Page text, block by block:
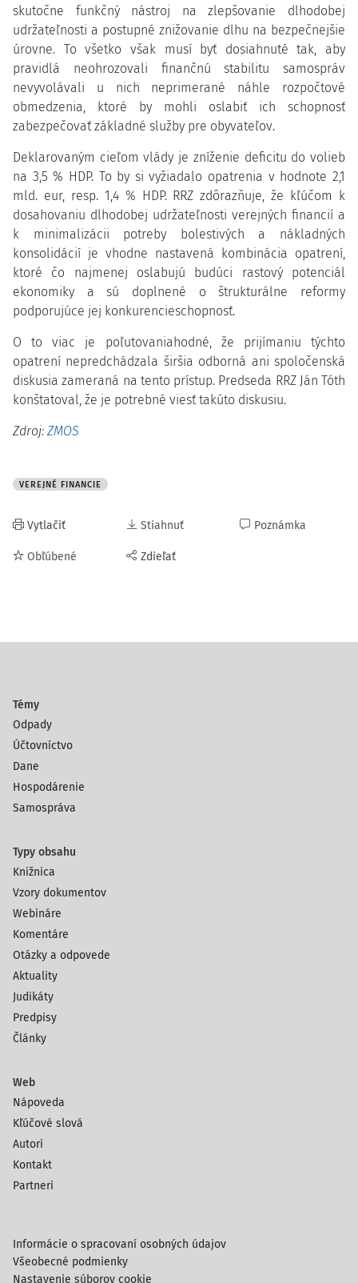
skutočne funkčný nástroj na zlepšovanie dlhodobej
udržateľnosti a postupné znižovanie dlhu na bezpečnejšie
úrovne. To všetko však musí byť dosiahnuté tak, aby
pravidlá neohrozovali finančnú stabilitu samospráv
nevyvolávali u nich neprimerané náhle rozpočtové
obmedzenia, ktoré by mohli oslabiť ich schopnosť
zabezpečovať základné služby pre obyvateľov.
Deklarovaným cieľom vlády je zníženie deficitu do volieb
na 3,5 % HDP. To by si vyžiadalo opatrenia v hodnote 2,1
mld. eur, resp. 1,4 % HDP. RRZ zdôrazňuje, že kľúčom k
dosahovaniu dlhodobej udržateľnosti verejných financií a
k minimalizácii potreby bolestivých a nákladných
konsolidácií je vhodne nastavená kombinácia opatrení,
ktoré čo najmenej oslabujú budúci rastový potenciál
ekonomiky a sú doplnené o štrukturálne reformy
podporujúce jej konkurencieschopnosť.
O to viac je poľutovaniahodné, že prijímaniu týchto
opatrení nepredchádzala širšia odborná ani spoločenská
diskusia zameraná na tento prístup. Predseda RRZ Ján Tóth
konštatoval, že je potrebné viesť takúto diskusiu.
Zdroj: ZMOS
VEREJNÉ FINANCIE
Vytlačiť
Obľúbené
Stiahnuť
Zdieľať
Poznámka
Témy
Odpady
Účtovníctvo
Dane
Hospodárenie
Samospráva
Typy obsahu
Knižnica
Vzory dokumentov
Webináre
Komentáre
Otázky a odpovede
Aktuality
Judikáty
Predpisy
Články
Web
Nápoveda
Kľúčové slová
Autori
Kontakt
Partneri
Informácie o spracovaní osobných údajov
Všeobecné podmienky
Nastavenie súborov cookie